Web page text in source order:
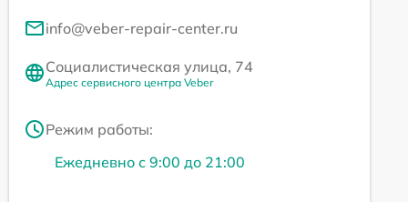
info@veber-repair-center.ru
Социалистическая улица, 74
Адрес сервисного центра Veber
Режим работы:
Ежедневно с 9:00 до 21:00